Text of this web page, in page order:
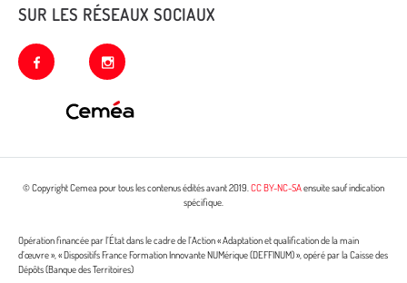
SUR LES RÉSEAUX SOCIAUX
facebook instagram
© Copyright Cemea pour tous les contenus édités avant 2019. CC BY-NC-SAensuite sauf indication
spécifique.
Opération financée par l’État dans le cadre de l’Action « Adaptation et qualification de la main
d’œuvre », « Dispositifs France Formation Innovante NUMérique (DEFFINUM) », opéré par la Caisse des
Dépôts (Banque des Territoires)